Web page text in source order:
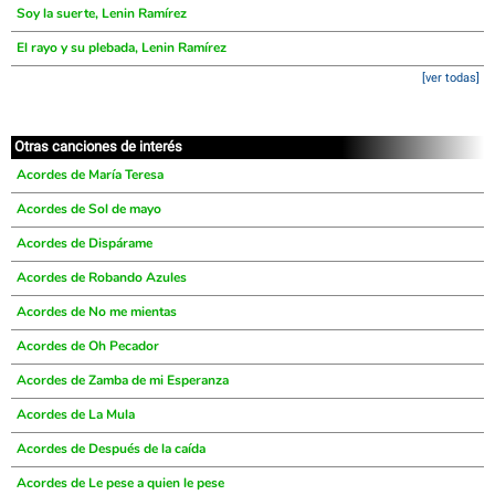
Soy la suerte, Lenin Ramírez
El rayo y su plebada, Lenin Ramírez
[ver todas]
Otras canciones de interés
Acordes de María Teresa
Acordes de Sol de mayo
Acordes de Dispárame
Acordes de Robando Azules
Acordes de No me mientas
Acordes de Oh Pecador
Acordes de Zamba de mi Esperanza
Acordes de La Mula
Acordes de Después de la caída
Acordes de Le pese a quien le pese